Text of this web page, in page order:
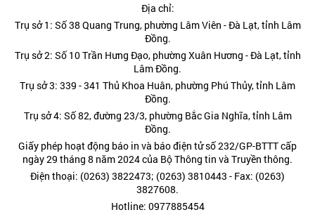
Địa chỉ:
Trụ sở 1: Số 38 Quang Trung, phường Lâm Viên - Đà Lạt, tỉnh Lâm
Đồng.
Trụ sở 2: Số 10 Trần Hưng Đạo, phường Xuân Hương - Đà Lạt, tỉnh
Lâm Đồng.
Trụ sở 3: 339 - 341 Thủ Khoa Huân, phường Phú Thủy, tỉnh Lâm
Đồng.
Trụ sở 4: Số 82, đường 23/3, phường Bắc Gia Nghĩa, tỉnh Lâm
Đồng.
Giấy phép hoạt động báo in và báo điện tử số 232/GP-BTTT cấp
ngày 29 tháng 8 năm 2024 của Bộ Thông tin và Truyền thông.
Điện thoại: (0263) 3822473; (0263) 3810443 - Fax: (0263)
3827608.
Hotline: 0977885454